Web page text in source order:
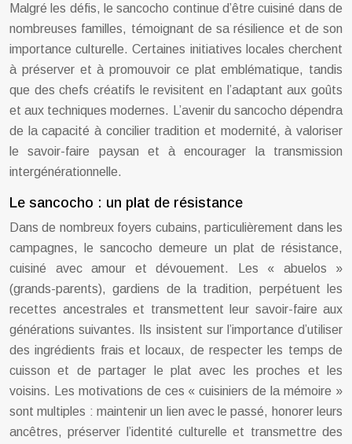
Malgré les défis, le sancocho continue d’être cuisiné dans de
nombreuses familles, témoignant de sa résilience et de son
importance culturelle. Certaines initiatives locales cherchent
à préserver et à promouvoir ce plat emblématique, tandis
que des chefs créatifs le revisitent en l’adaptant aux goûts
et aux techniques modernes. L’avenir du sancocho dépendra
de la capacité à concilier tradition et modernité, à valoriser
le savoir-faire paysan et à encourager la transmission
intergénérationnelle.
Le sancocho : un plat de résistance
Dans de nombreux foyers cubains, particulièrement dans les
campagnes, le sancocho demeure un plat de résistance,
cuisiné avec amour et dévouement. Les « abuelos »
(grands-parents), gardiens de la tradition, perpétuent les
recettes ancestrales et transmettent leur savoir-faire aux
générations suivantes. Ils insistent sur l’importance d’utiliser
des ingrédients frais et locaux, de respecter les temps de
cuisson et de partager le plat avec les proches et les
voisins. Les motivations de ces « cuisiniers de la mémoire »
sont multiples : maintenir un lien avec le passé, honorer leurs
ancêtres, préserver l’identité culturelle et transmettre des